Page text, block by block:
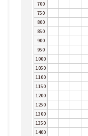
700
750
800
850
900
950
1000
1050
1100
1150
1200
1250
1300
1350
1400